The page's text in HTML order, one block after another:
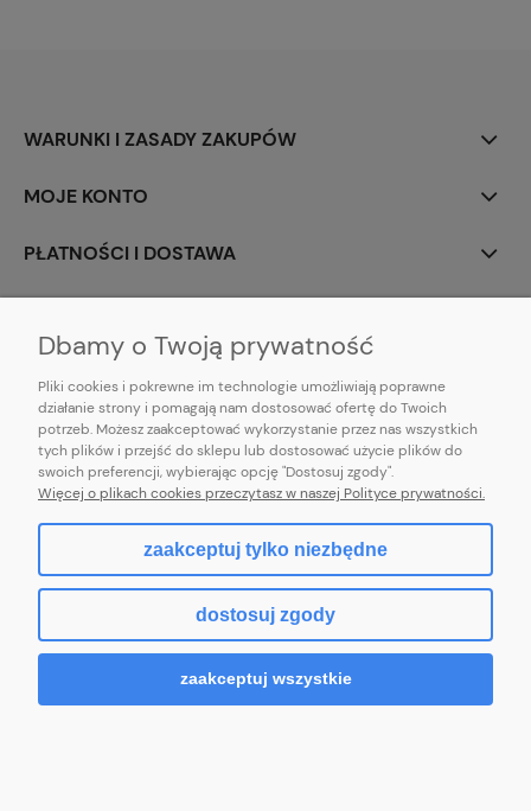
WARUNKI I ZASADY ZAKUPÓW
MOJE KONTO
PŁATNOŚCI I DOSTAWA
E-mail:pl101sukienek@gmail.com
101sukienek.pl
ul. Piotrkowska 317/11, Łódź 93-035, woj. łódzkie
pokaż pełną wersję strony
Sklep internetowy Shoper.pl
Dbamy o Twoją prywatność
Pliki cookies i pokrewne im technologie umożliwiają poprawne
działanie strony i pomagają nam dostosować ofertę do Twoich
potrzeb. Możesz zaakceptować wykorzystanie przez nas wszystkich
tych plików i przejść do sklepu lub dostosować użycie plików do
swoich preferencji, wybierając opcję "Dostosuj zgody".
Więcej o plikach cookies przeczytasz w naszej Polityce prywatności.
zaakceptuj tylko niezbędne
dostosuj zgody
zaakceptuj wszystkie